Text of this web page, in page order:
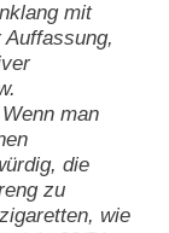
mit
man
die
zu
wie